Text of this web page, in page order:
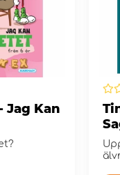
Jag Kan